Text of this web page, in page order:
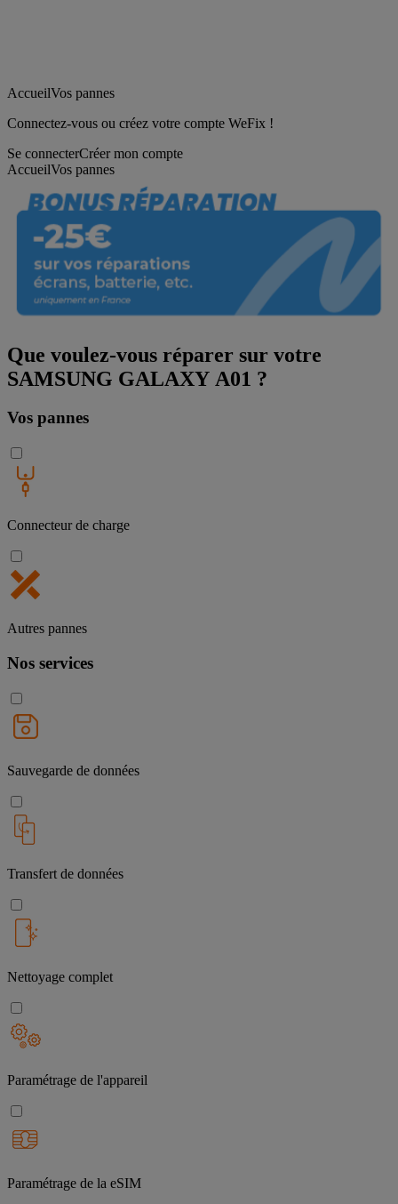
AccueilVos pannes
Connectez-vous ou créez votre compte WeFix !
Se connecterCréer mon compte
AccueilVos pannes
Que voulez-vous réparer sur votre
SAMSUNG GALAXY A01 ?
Vos pannes
Connecteur de charge
Autres pannes
Nos services
Sauvegarde de données
Transfert de données
Nettoyage complet
Paramétrage de l'appareil
Paramétrage de la eSIM